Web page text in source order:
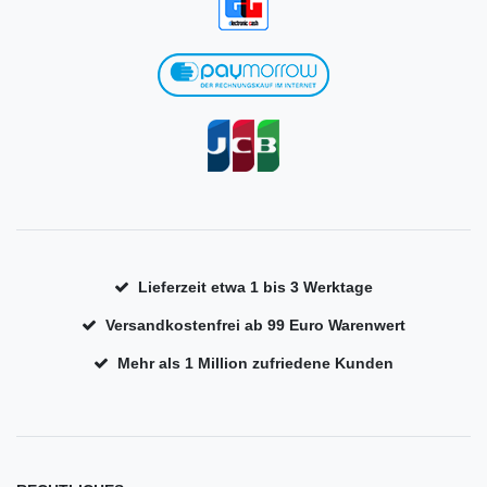
Lieferzeit etwa 1 bis 3 Werktage
Versandkostenfrei ab 99 Euro Warenwert
Mehr als 1 Million zufriedene Kunden